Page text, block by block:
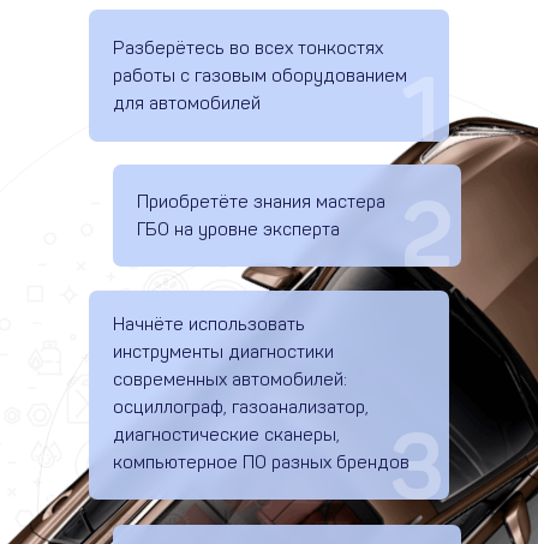
Разберётесь во всех тонкостях
работы с газовым оборудованием
для автомобилей
3
2
1
Приобретёте знания мастера
ГБО на уровне эксперта
Начнёте использовать
инструменты диагностики
современных автомобилей:
осциллограф, газоанализатор,
диагностические сканеры,
компьютерное ПО разных брендов